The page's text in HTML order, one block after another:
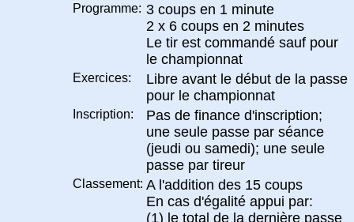
Programme: 3 coups en 1 minute
2 x 6 coups en 2 minutes
Le tir est commandé sauf pour
le championnat
Exercices:
Libre avant le début de la passe
pour le championnat
Inscription:
Pas de finance d'inscription;
une seule passe par séance
(jeudi ou samedi); une seule
passe par tireur
Classement: A l'addition des 15 coups
En cas d'égalité appui par:
(1) le total de la dernière passe